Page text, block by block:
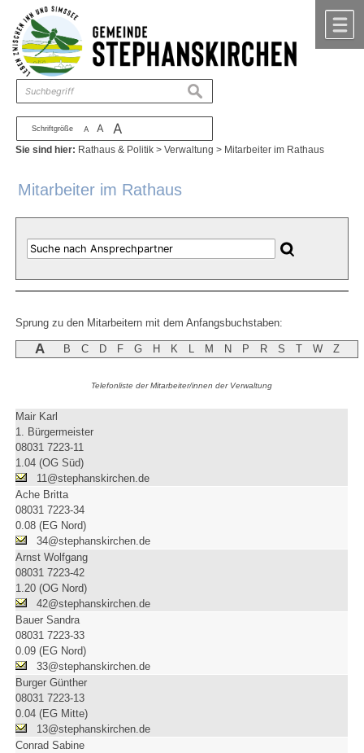
Zum Inhalt ,zur Navigation
Schriftgröße A A A
suchen
Sie sind hier: Rathaus & Politik >Verwaltung > Mitarbeiter im Rathaus
Mitarbeiter im Rathaus
Sprung zu den Mitarbeitern mit dem Anfangsbuchstaben:
A B C D F G H K L M N P R S T W Z
Telefonliste der Mitarbeiter/innen der Verwaltung
Mair Karl
1. Bürgermeister
08031 7223-11
1.04 (OG Süd)
11@stephanskirchen.de
Ache Britta
08031 7223-34
0.08 (EG Nord)
34@stephanskirchen.de
Arnst Wolfgang
08031 7223-42
1.20 (OG Nord)
42@stephanskirchen.de
Bauer Sandra
08031 7223-33
0.09 (EG Nord)
33@stephanskirchen.de
Burger Günther
08031 7223-13
0.04 (EG Mitte)
13@stephanskirchen.de
Conrad Sabine